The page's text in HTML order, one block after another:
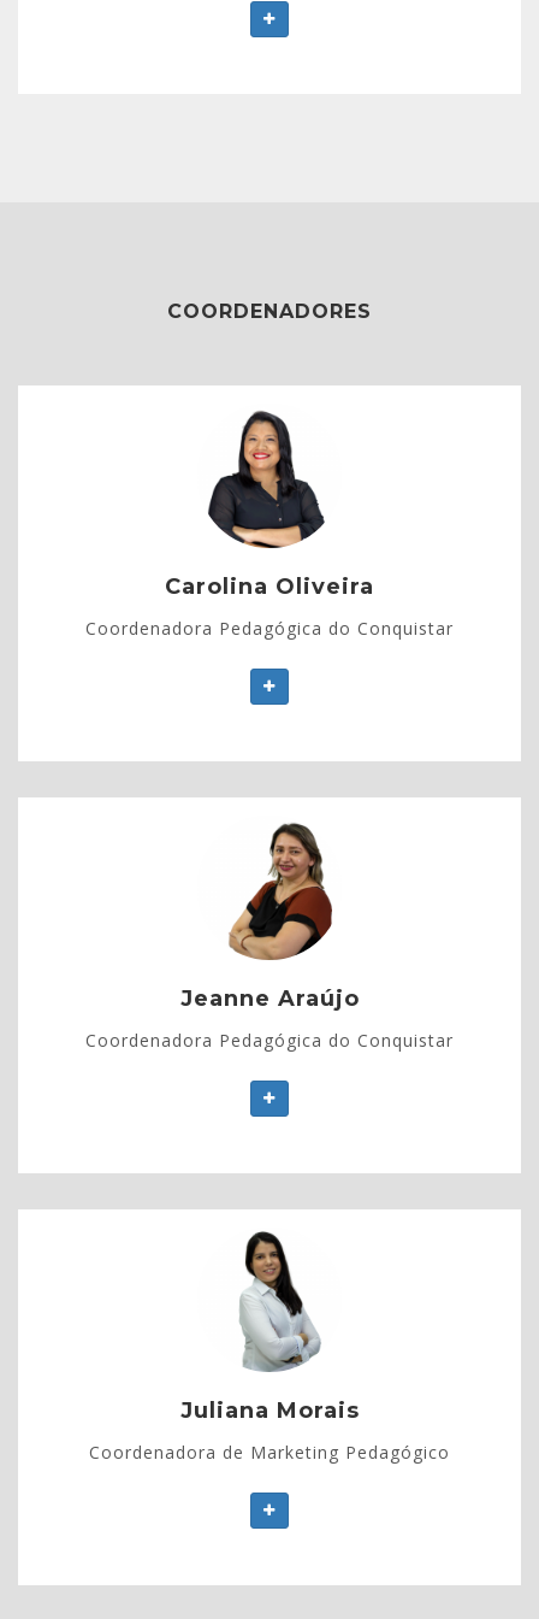
COORDENADORES
Carolina Oliveira
Coordenadora Pedagógica do Conquistar
Carolina Oliveira
Coordenadora Pedagógica do Conquistar;
Graduada em Pedagogia pela UFAM;
Mestre em Ensino Tecnológico pelo IFAM.
Jeanne Araújo
Coordenadora Pedagógica do Conquistar
Jeanne Araújo
Coordenadora Pedagógica do Conquistar
Licenciada em Pedagogia - UEA
Mestre em Ciências Humanas - UEA
Juliana Morais
Coordenadora de Marketing Pedagógico
Juliana Morais
- Graduada em Ciências Biológicas pela UEA;
- Mestre em Biotecnologia e Recursos Naturais da